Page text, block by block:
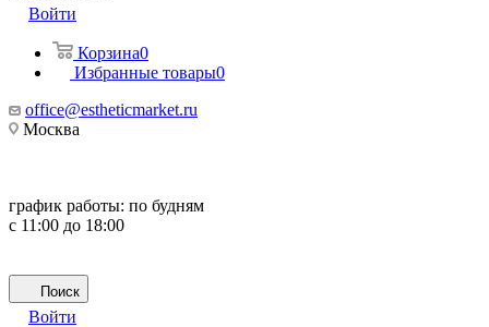
Войти
Корзина0
Избранные товары0
office@estheticmarket.ru
Москва
график работы: по будням
с 11:00 до 18:00
Поиск
Войти